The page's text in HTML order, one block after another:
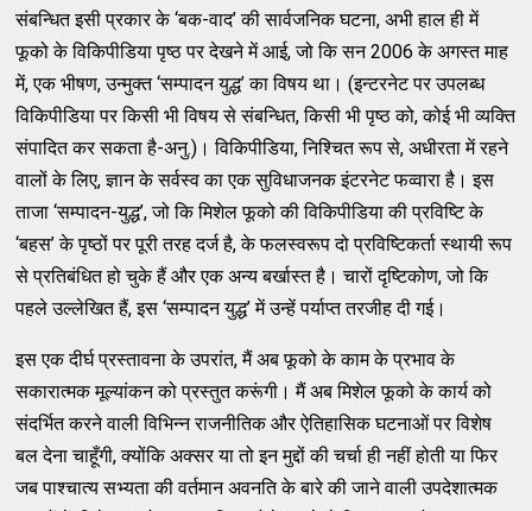
संबन्धित इसी प्रकार के ‘बक-वाद’ की सार्वजनिक घटना, अभी हाल ही में
फूको के विकिपीडिया पृष्ठ पर देखने में आई, जो कि सन 2006 के अगस्त माह
में, एक भीषण, उन्मुक्त ‘सम्पादन युद्ध’ का विषय था। (इन्टरनेट पर उपलब्ध
विकिपीडिया पर किसी भी विषय से संबन्धित, किसी भी पृष्ठ को, कोई भी व्यक्ति
संपादित कर सकता है-अनु.)। विकिपीडिया, निश्चित रूप से, अधीरता में रहने
वालों के लिए, ज्ञान के सर्वस्व का एक सुविधाजनक इंटरनेट फव्वारा है। इस
ताजा ‘सम्पादन-युद्ध’, जो कि मिशेल फूको की विकिपीडिया की प्रविष्टि के
‘बहस’ के पृष्ठों पर पूरी तरह दर्ज है, के फलस्वरूप दो प्रविष्टिकर्ता स्थायी रूप
से प्रतिबंधित हो चुके हैं और एक अन्य बर्खास्त है। चारों दृष्टिकोण, जो कि
पहले उल्लेखित हैं, इस ‘सम्पादन युद्ध’ में उन्हें पर्याप्त तरजीह दी गई।
इस एक दीर्घ प्रस्तावना के उपरांत, मैं अब फूको के काम के प्रभाव के
सकारात्मक मूल्यांकन को प्रस्तुत करूंगी। मैं अब मिशेल फूको के कार्य को
संदर्भित करने वाली विभिन्न राजनीतिक और ऐतिहासिक घटनाओं पर विशेष
बल देना चाहूँगी, क्योंकि अक्सर या तो इन मुद्दों की चर्चा ही नहीं होती या फिर
जब पाश्चात्य सभ्यता की वर्तमान अवनति के बारे की जाने वाली उपदेशात्मक